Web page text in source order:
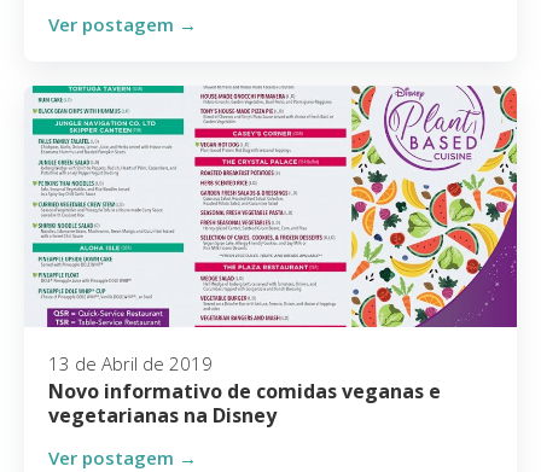
Ver postagem →
13 de Abril de 2019
Novo informativo de comidas veganas e
vegetarianas na Disney
Ver postagem →